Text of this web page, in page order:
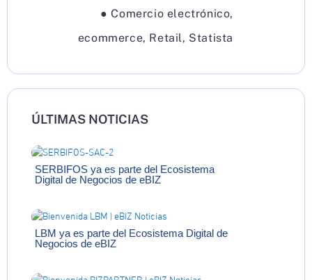
● Comercio electrónico,
ecommerce, Retail, Statista
ÚLTIMAS NOTICIAS
SERBIFOS ya es parte del Ecosistema
Digital de Negocios de eBIZ
LBM ya es parte del Ecosistema Digital de
Negocios de eBIZ